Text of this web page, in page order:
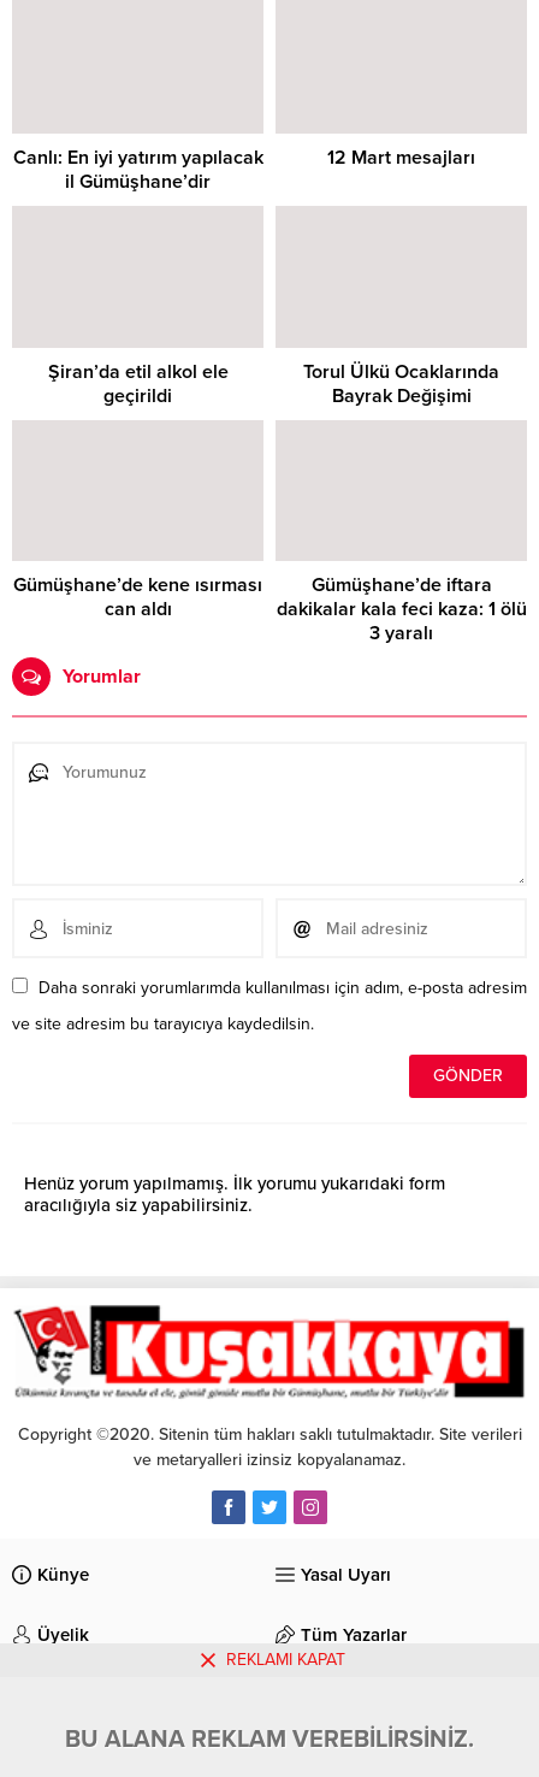
Canlı: En iyi yatırım yapılacak
il Gümüşhane’dir
12 Mart mesajları
Şiran’da etil alkol ele
geçirildi
Torul Ülkü Ocaklarında
Bayrak Değişimi
Gümüşhane’de kene ısırması
can aldı
Gümüşhane’de iftara
dakikalar kala feci kaza: 1 ölü
3 yaralı
Yorumlar
Daha sonraki yorumlarımda kullanılması için adım, e-posta adresim
ve site adresim bu tarayıcıya kaydedilsin.
Henüz yorum yapılmamış. İlk yorumu yukarıdaki form
aracılığıyla siz yapabilirsiniz.
Copyright ©2020. Sitenin tüm hakları saklı tutulmaktadır. Site verileri
ve metaryalleri izinsiz kopyalanamaz.
Künye Yasal Uyarı
Üyelik Tüm Yazarlar
REKLAMI KAPAT
BU ALANA REKLAM VEREBİLİRSİNİZ.